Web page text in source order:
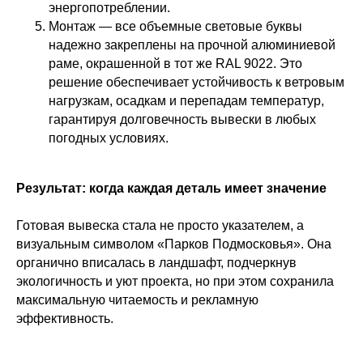
энергопотреблении.
Монтаж — все объемные световые буквы
надежно закреплены на прочной алюминиевой
раме, окрашенной в тот же RAL 9022. Это
решение обеспечивает устойчивость к ветровым
нагрузкам, осадкам и перепадам температур,
гарантируя долговечность вывески в любых
погодных условиях.
Результат: когда каждая деталь имеет значение
Готовая вывеска стала не просто указателем, а
визуальным символом «Парков Подмосковья». Она
органично вписалась в ландшафт, подчеркнув
экологичность и уют проекта, но при этом сохранила
максимальную читаемость и рекламную
эффективность.